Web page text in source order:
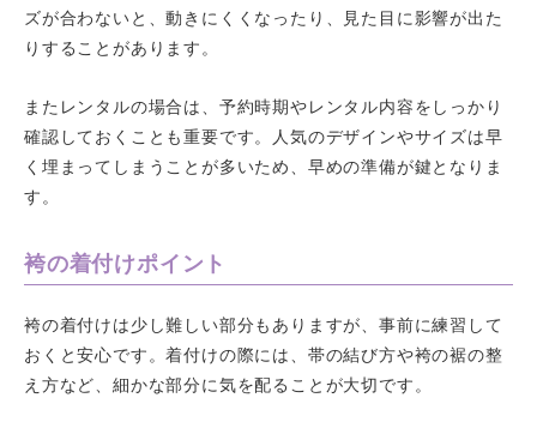
ズが合わないと、動きにくくなったり、見た目に影響が出た
りすることがあります。
またレンタルの場合は、予約時期やレンタル内容をしっかり
確認しておくことも重要です。人気のデザインやサイズは早
く埋まってしまうことが多いため、早めの準備が鍵となりま
す。
袴の着付けポイント
袴の着付けは少し難しい部分もありますが、事前に練習して
おくと安心です。着付けの際には、帯の結び方や袴の裾の整
え方など、細かな部分に気を配ることが大切です。